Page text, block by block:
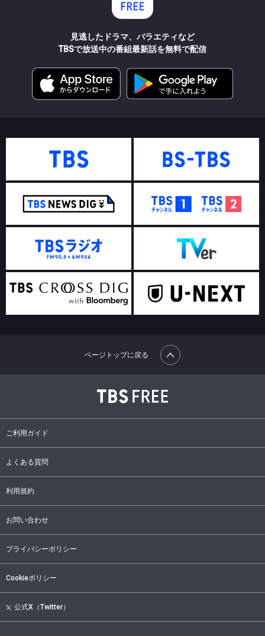
見逃したドラマ、バラエティなど
TBSで放送中の番組最新話を無料で配信
ご利用ガイド
よくある質問
利用規約
お問い合わせ
プライバシーポリシー
Cookieポリシー
公式X（Twitter）
ページトップに戻る